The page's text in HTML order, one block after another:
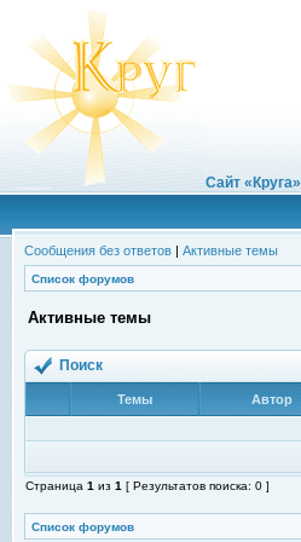
Сайт «Круга»
Сообщения без ответов | Активные темы
Список форумов
Активные темы
Поиск
Темы Автор
Страница 1 из 1 [ Результатов поиска: 0 ]
Список форумов